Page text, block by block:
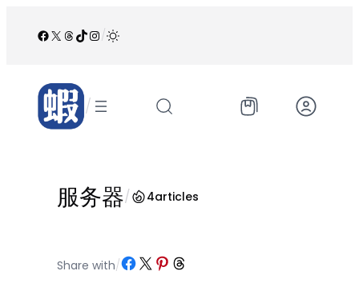
Facebook
X Threads
TikTok
Instagram
/
/
服务器/ 4articles
Share with/Share on Facebook
Share on X Share on Pinterest
Share on Threads